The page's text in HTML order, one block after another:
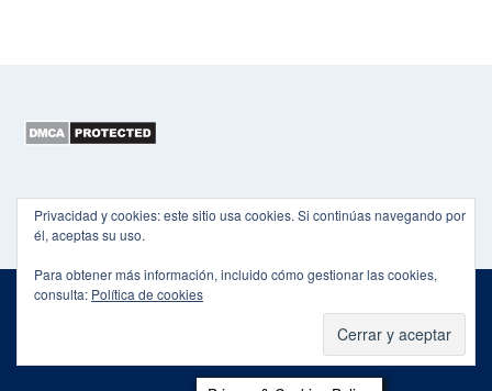
Privacidad y cookies: este sitio usa cookies. Si continúas navegando por
él, aceptas su uso.
Para obtener más información, incluido cómo gestionar las cookies,
consulta: Política de cookies
Copyright 2015-2026 EL HEXÁGONO
POLÍTICA DE PRIVACIDAD